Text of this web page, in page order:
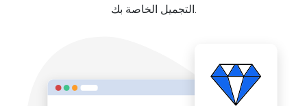
التجميل الخاصة بك.